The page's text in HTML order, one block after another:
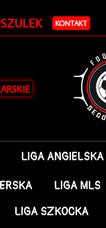
KONTAKT
LIGA ANGIELSKA
LIGA MLS
LIGA SZKOCKA